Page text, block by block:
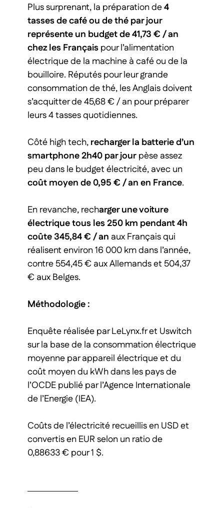
Plus surprenant, la préparation de4
tasses de café ou de thé par jour
représente un budget de 41,73 € / an
chez les Françaispour l’alimentation
électrique de la machine à café ou de la
bouilloire. Réputés pour leur grande
consommation de thé, les Anglais doivent
s’acquitter de 45,68 € / an pour préparer
leurs 4 tasses quotidiennes.
Côté high tech,recharger la batterie d’un
smartphone 2h40 par jourpèse assez
peu dans le budget électricité, avec un
coût moyen de 0,95 € / an en France.
En revanche, recharger une voiture
électrique tous les 250 km pendant 4h
coûte 345,84 € / an aux Français qui
réalisent environ 16 000 km dans l’année,
contre 554,45 € aux Allemands et 504,37
€ aux Belges.
Méthodologie :
Enquête réalisée par LeLynx.fr et Uswitch
sur la base de la consommation électrique
moyenne par appareil électrique et du
coût moyen du kWh dans les pays de
l’OCDE publié par l’Agence Internationale
de l’Energie (IEA).
Coûts de l’électricité recueillis en USD et
convertis en EUR selon un ratio de
0,88633 € pour 1 $.